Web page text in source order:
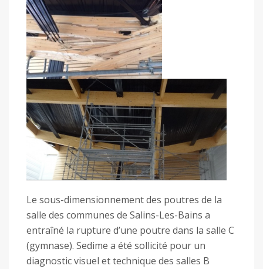
Le sous-dimensionnement des poutres de la
salle des communes de Salins-Les-Bains a
entraîné la rupture d’une poutre dans la salle C
(gymnase). Sedime a été sollicité pour un
diagnostic visuel et technique des salles B